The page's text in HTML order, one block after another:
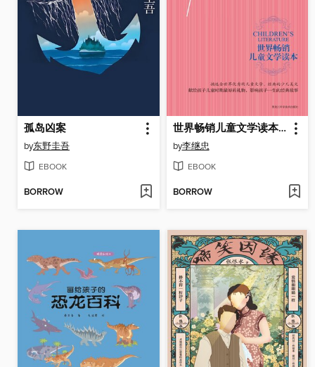
孤岛凶案
by东野圭吾
EBOOK
BORROW
世界畅销儿童文学读本：花开的声音
by李继忠
EBOOK
BORROW